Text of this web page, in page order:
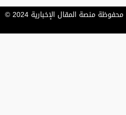
منصة المقال الإخبارية 2024 ©